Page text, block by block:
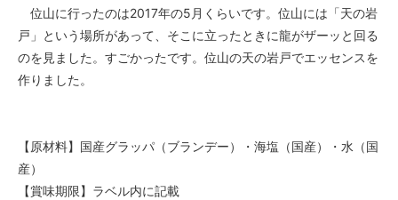
位山に行ったのは2017年の5月くらいです。位山には「天の岩
戸」という場所があって、そこに立ったときに龍がザーッと回る
のを見ました。すごかったです。位山の天の岩戸でエッセンスを
作りました。
【原材料】国産グラッパ（ブランデー）・海塩（国産）・水（国
産）
【賞味期限】ラベル内に記載